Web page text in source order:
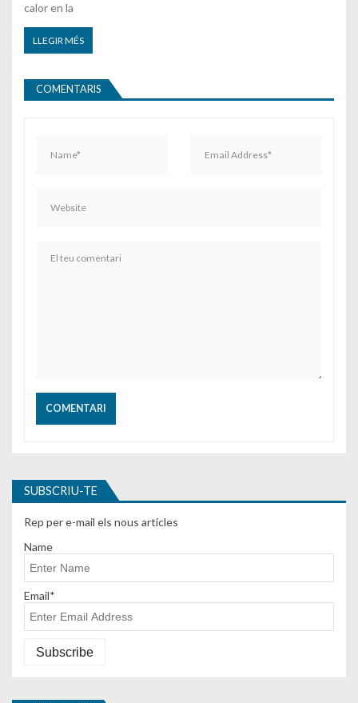
calor en la
LLEGIR MÉS
COMENTARIS
SUBSCRIU-TE
Rep per e-mail els nous articles
Name
Email*